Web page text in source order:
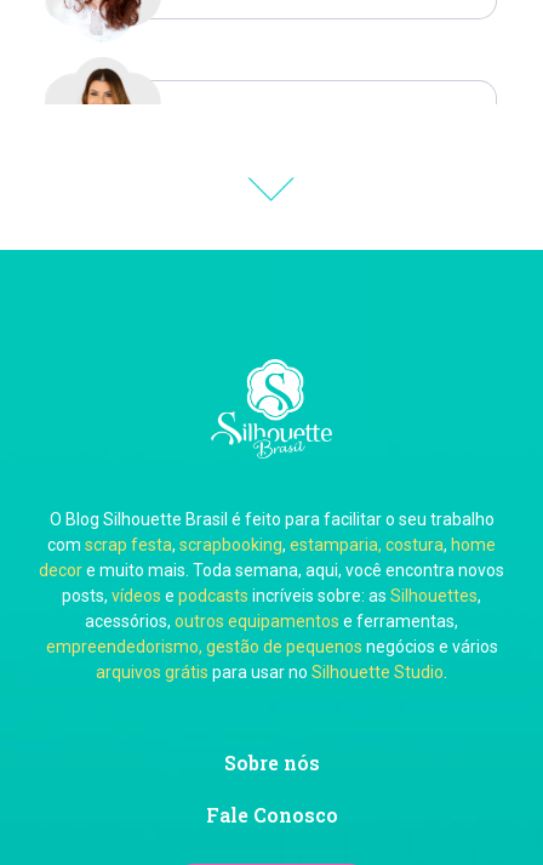
Carla Eschberger
Carol Pessoa
Ju Mirthes
O Blog Silhouette Brasil é feito para facilitar o seu trabalho
com scrap festa, scrapbooking, estamparia, costura, home
decore muito mais. Toda semana, aqui, você encontra novos
posts, vídeos e podcasts incríveis sobre: as Silhouettes,
acessórios, outros equipamentos e ferramentas,
empreendedorismo, gestão de pequenos negócios e vários
arquivos grátis para usar no Silhouette Studio
Sobre nós
Fale Conosco